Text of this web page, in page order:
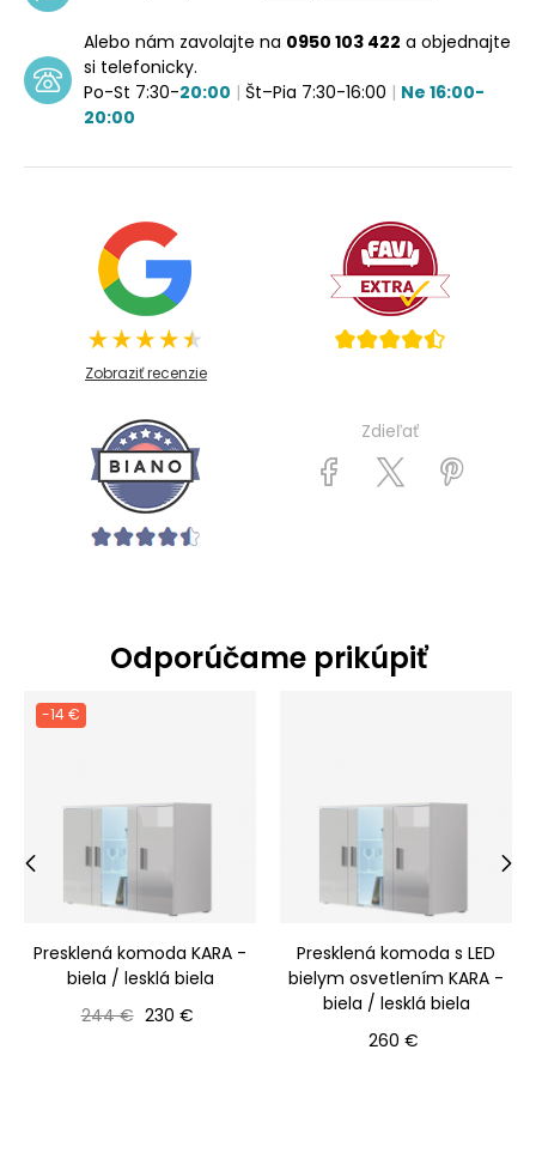
Alebo nám zavolajte na 0950 103 422 a objednajte
si telefonicky.
Po-St 7:30-20:00 | Št–Pia 7:30-16:00 | Ne 16:00-
20:00
Zobraziť recenzie
Zdieľať
Odporúčame prikúpiť
-14 €
Presklená komoda KARA -
biela / lesklá biela
Bežná cena
244 € Cena
230 €
Presklená komoda s LED
bielym osvetlením KARA -
biela / lesklá biela
Cena
260 €